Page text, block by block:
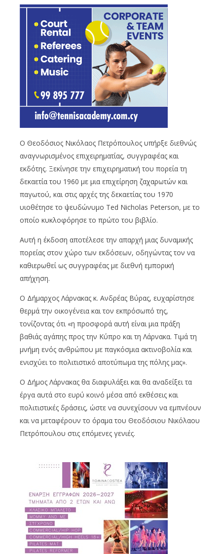
Ο Θεοδόσιος Νικόλαος Πετρόπουλος υπήρξε διεθνώς
αναγνωρισμένος επιχειρηματίας, συγγραφέας και
εκδότης. Ξεκίνησε την επιχειρηματική του πορεία τη
δεκαετία του 1960 με μια επιχείρηση ζαχαρωτών και
παγωτού, και στις αρχές της δεκαετίας του 1970
υιοθέτησε το ψευδώνυμο Ted Nicholas Peterson, με το
οποίο κυκλοφόρησε το πρώτο του βιβλίο.
Αυτή η έκδοση αποτέλεσε την απαρχή μιας δυναμικής
πορείας στον χώρο των εκδόσεων, οδηγώντας τον να
καθιερωθεί ως συγγραφέας με διεθνή εμπορική
απήχηση.
Ο Δήμαρχος Λάρνακας κ. Ανδρέας Βύρας, ευχαρίστησε
θερμά την οικογένεια και τον εκπρόσωπό της,
τονίζοντας ότι «η προσφορά αυτή είναι μια πράξη
βαθιάς αγάπης προς την Κύπρο και τη Λάρνακα. Τιμά τη
μνήμη ενός ανθρώπου με παγκόσμια ακτινοβολία και
ενισχύει το πολιτιστικό αποτύπωμα της πόλης μας».
Ο Δήμος Λάρνακας θα διαφυλάξει και θα αναδείξει τα
έργα αυτά στο ευρύ κοινό μέσα από εκθέσεις και
πολιτιστικές δράσεις, ώστε να συνεχίσουν να εμπνέουν
και να μεταφέρουν το όραμα του Θεοδόσιου Νικόλαου
Πετρόπουλου στις επόμενες γενιές.